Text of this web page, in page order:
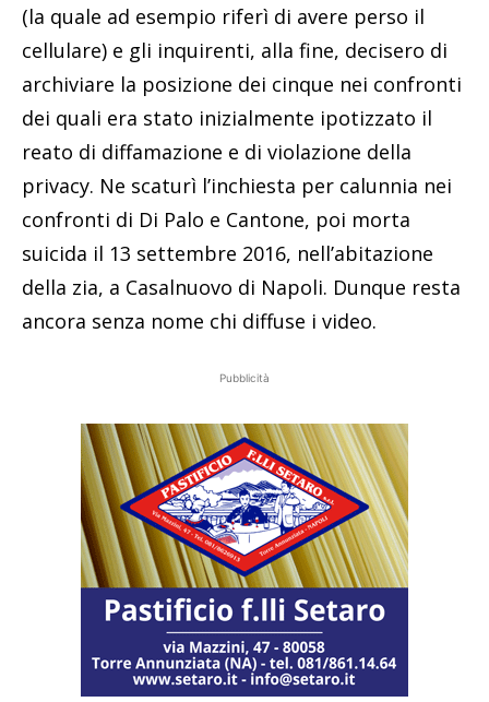
(la quale ad esempio riferì di avere perso il
cellulare) e gli inquirenti, alla fine, decisero di
archiviare la posizione dei cinque nei confronti
dei quali era stato inizialmente ipotizzato il
reato di diffamazione e di violazione della
privacy. Ne scaturì l’inchiesta per calunnia nei
confronti di Di Palo e Cantone, poi morta
suicida il 13 settembre 2016, nell’abitazione
della zia, a Casalnuovo di Napoli. Dunque resta
ancora senza nome chi diffuse i video.
Pubblicità